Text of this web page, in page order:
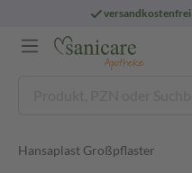
versandkostenfrei
Hansaplast Großpflaster